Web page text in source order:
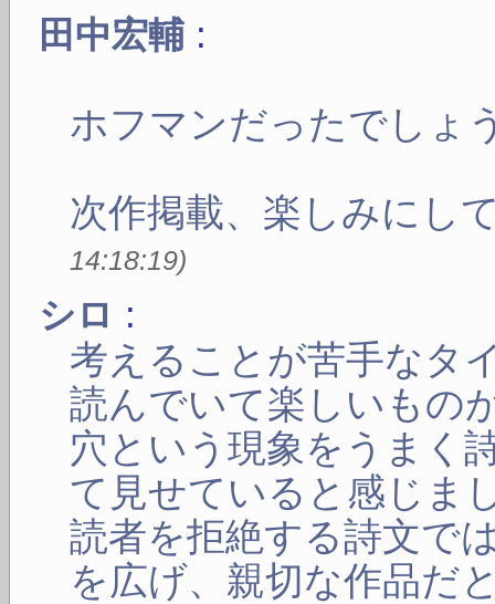
田中宏輔 :
ホフマンだったでしょ
次作掲載、楽しみにし
14:18:19)
シロ :
考えることが苦手なタ
読んでいて楽しいもの
穴という現象をうまく
て見せていると感じま
読者を拒絶する詩文で
を広げ、親切な作品だ